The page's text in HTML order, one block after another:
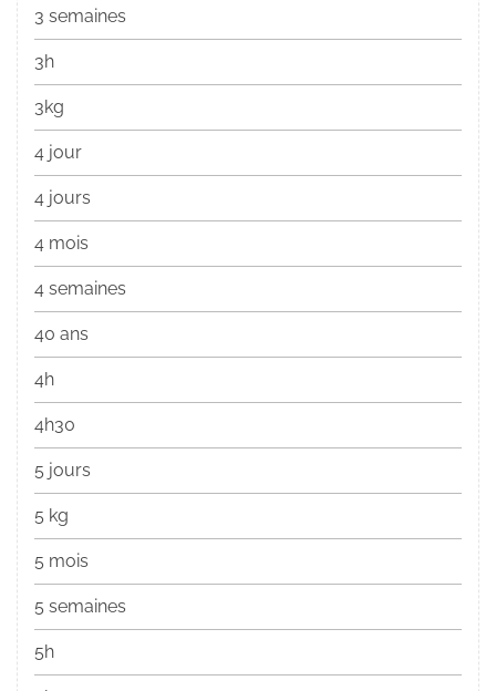
3 semaines
3h
3kg
4 jour
4 jours
4 mois
4 semaines
40 ans
4h
4h30
5 jours
5 kg
5 mois
5 semaines
5h